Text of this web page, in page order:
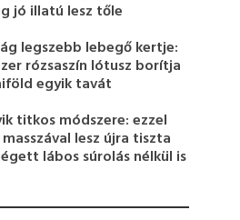
jó illatú lesz tőle
legszebb lebegő kertje:
rózsaszín lótusz borítja
egyik tavát
titkos módszere: ezzel
lesz újra tiszta
lábos súrolás nélkül is